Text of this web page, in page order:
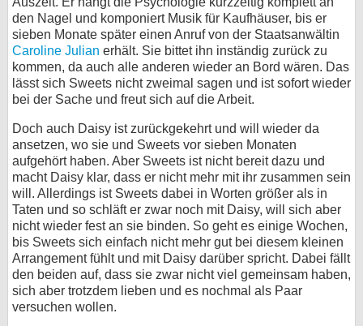
den Nagel und komponiert Musik für Kaufhäuser, bis er
sieben Monate später einen Anruf von der Staatsanwältin
Caroline Julian erhält. Sie bittet ihn inständig zurück zu
kommen, da auch alle anderen wieder an Bord wären. Das
lässt sich Sweets nicht zweimal sagen und ist sofort wieder
bei der Sache und freut sich auf die Arbeit.
Doch auch Daisy ist zurückgekehrt und will wieder da
ansetzen, wo sie und Sweets vor sieben Monaten
aufgehört haben. Aber Sweets ist nicht bereit dazu und
macht Daisy klar, dass er nicht mehr mit ihr zusammen sein
will. Allerdings ist Sweets dabei in Worten größer als in
Taten und so schläft er zwar noch mit Daisy, will sich aber
nicht wieder fest an sie binden. So geht es einige Wochen,
bis Sweets sich einfach nicht mehr gut bei diesem kleinen
Arrangement fühlt und mit Daisy darüber spricht. Dabei fällt
den beiden auf, dass sie zwar nicht viel gemeinsam haben,
sich aber trotzdem lieben und es nochmal als Paar
versuchen wollen.